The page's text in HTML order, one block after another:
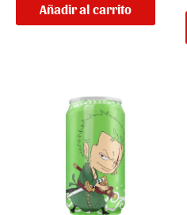
Añadir al carrito